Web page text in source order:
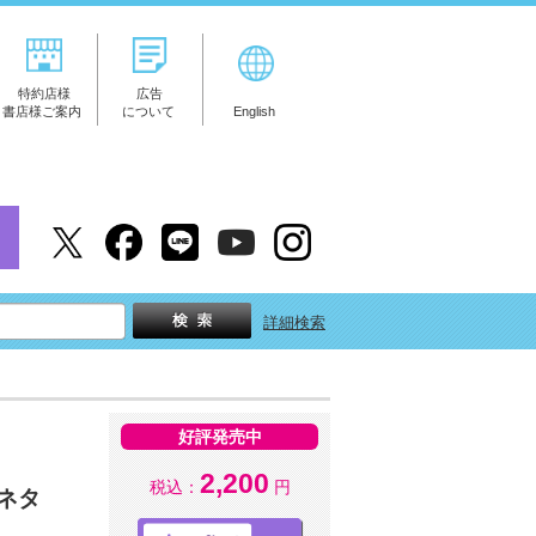
特約店様
書店様ご案内
広告
について
English
詳細検索
タ
好評発売中
税込： 2,200 円